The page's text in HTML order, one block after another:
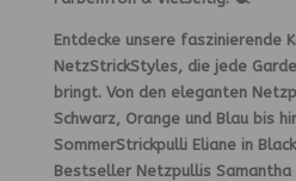
Entdecke unsere faszinierende
NetzStrickStyles, die jede
bringt. Von den eleganten
Schwarz, Orange und Blau bis
SommerStrickpulli Eliane in
Bestseller Netzpullis